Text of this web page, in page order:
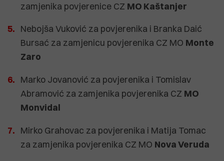
zamjenika povjerenice CZ MO Kaštanjer
Nebojša Vuković za povjerenika i Branka Daić
Bursać za zamjenicu povjerenika CZ MO Monte
Zaro
Marko Jovanović za povjerenika i Tomislav
Abramović za zamjenika povjerenika CZ MO
Monvidal
Mirko Grahovac za povjerenika i Matija Tomac
za zamjenika povjerenika CZ MO Nova Veruda